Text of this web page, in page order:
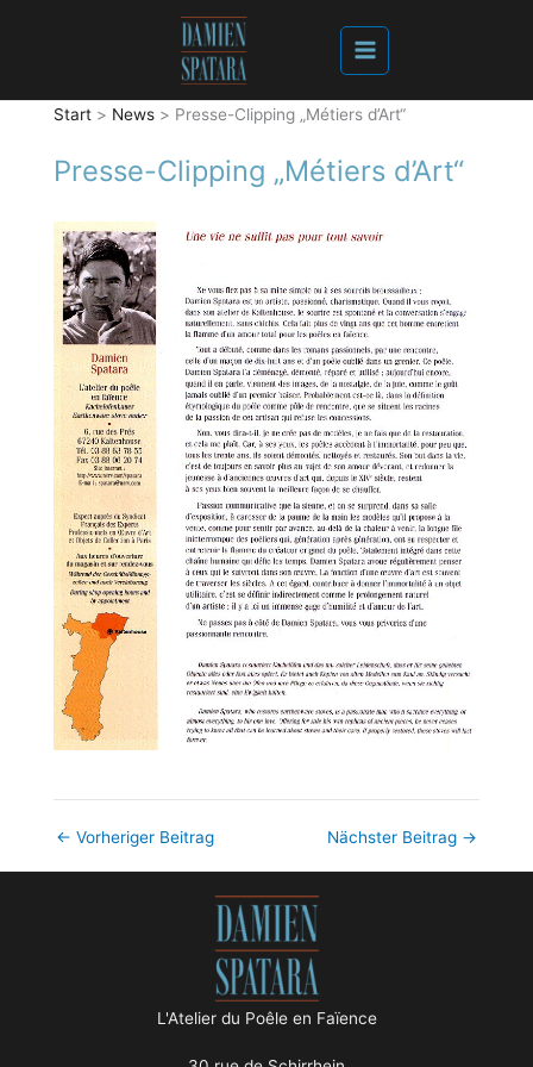
Start News Presse-Clipping „Métiers d’Art“
Presse-Clipping „Métiers d’Art“
← Vorheriger Beitrag Nächster Beitrag →
L'Atelier du Poêle en Faïence